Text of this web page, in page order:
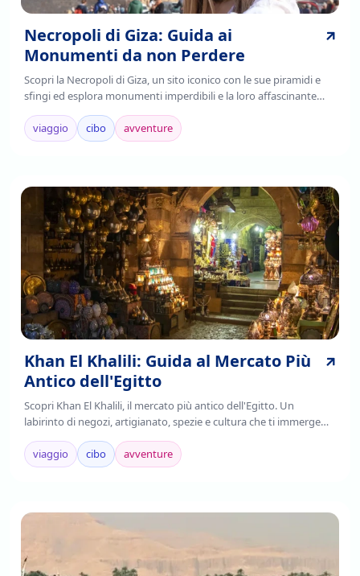
Necropoli di Giza: Guida ai
Monumenti da non Perdere
Scopri la Necropoli di Giza, un sito iconico con le sue piramidi e
sfingi ed esplora monumenti imperdibili e la loro affascinante
storia. Leggi di più!
viaggio
cibo avventure
Khan El Khalili: Guida al Mercato Più
Antico dell'Egitto
Scopri Khan El Khalili, il mercato più antico dell'Egitto. Un
labirinto di negozi, artigianato, spezie e cultura che ti immerge
nell'autenticità cairota. Leggi!
viaggio
cibo avventure